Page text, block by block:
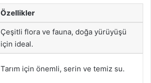
Özellikler
Çeşitli flora ve fauna, doğa yürüyüşü
için ideal.
Tarım için önemli, serin ve temiz su.